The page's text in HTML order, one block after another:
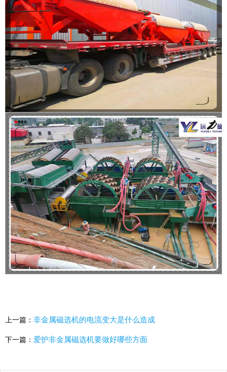
上一篇： 非金属磁选机的电流变大是什么造成
下一篇： 爱护非金属磁选机要做好哪些方面